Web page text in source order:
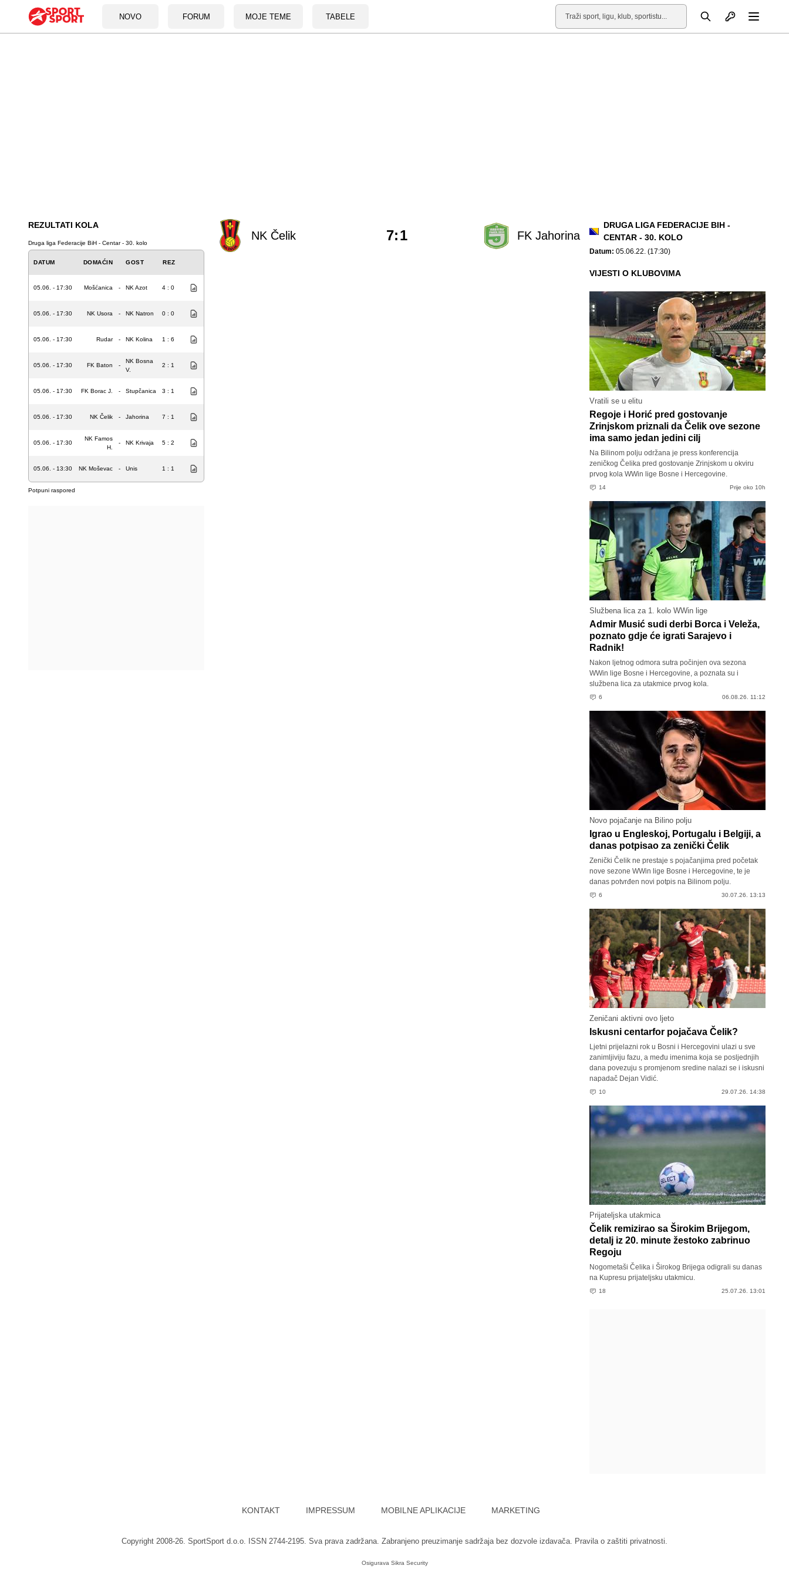
NOVO FORUM MOJE TEME TABELE
Pretraga Otvori profil
REZULTATI KOLA
Druga liga Federacije BiH - Centar - 30. kolo
DATUM DOMAĆIN GOST REZ
05.06. - 17:30 Mošćanica - NK Azot 4 : 0
05.06. - 17:30 NK Usora - NK Natron 0 : 0
05.06. - 17:30 Rudar - NK Kolina 1 : 6
05.06. - 17:30 FK Baton -
NK Bosna
V.
2 : 1
05.06. - 17:30 FK Borac J. - Stupčanica 3 : 1
05.06. - 17:30 NK Čelik - Jahorina 7 : 1
05.06. - 17:30
NK Famos
H.
- NK Krivaja 5 : 2
05.06. - 13:30 NK Moševac - Unis 1 : 1
Potpuni raspored
NK Čelik FK Jahorina
7:1
DRUGA LIGA FEDERACIJE BIH -
CENTAR - 30. KOLO
Datum: 05.06.22. (17:30)
VIJESTI O KLUBOVIMA
Vratili se u elitu
Regoje i Horić pred gostovanje
Zrinjskom priznali da Čelik ove sezone
ima samo jedan jedini cilj
Na Bilinom polju održana je press konferencija
zeničkog Čelika pred gostovanje Zrinjskom u okviru
prvog kola WWin lige Bosne i Hercegovine.
14 Prije oko 10h
Službena lica za 1. kolo WWin lige
Admir Musić sudi derbi Borca i Veleža,
poznato gdje će igrati Sarajevo i
Radnik!
Nakon ljetnog odmora sutra počinjen ova sezona
WWin lige Bosne i Hercegovine, a poznata su i
službena lica za utakmice prvog kola.
6 06.08.26. 11:12
Novo pojačanje na Bilino polju
Igrao u Engleskoj, Portugalu i Belgiji, a
danas potpisao za zenički Čelik
Zenički Čelik ne prestaje s pojačanjima pred početak
nove sezone WWin lige Bosne i Hercegovine, te je
danas potvrđen novi potpis na Bilinom polju.
6 30.07.26. 13:13
Zeničani aktivni ovo ljeto
Iskusni centarfor pojačava Čelik?
Ljetni prijelazni rok u Bosni i Hercegovini ulazi u sve
zanimljiviju fazu, a među imenima koja se posljednjih
dana povezuju s promjenom sredine nalazi se i iskusni
napadač Dejan Vidić.
10 29.07.26. 14:38
Prijateljska utakmica
Čelik remizirao sa Širokim Brijegom,
detalj iz 20. minute žestoko zabrinuo
Regoju
Nogometaši Čelika i Širokog Brijega odigrali su danas
na Kupresu prijateljsku utakmicu.
18 25.07.26. 13:01
KONTAKT IMPRESSUM MOBILNE APLIKACIJE MARKETING
Copyright 2008-26. SportSport d.o.o. ISSN 2744-2195. Sva prava zadržana. Zabranjeno preuzimanje sadržaja bez dozvole izdavača. Pravila o zaštiti privatnosti.
Osigurava Sikra Security